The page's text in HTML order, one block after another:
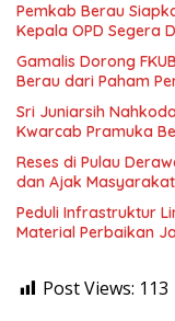
Pemkab Berau
Kepala OPD Segera
Gamalis Dorong
Berau dari Paham
Sri Juniarsih
Kwarcab Pramuka
Reses di Pulau
dan Ajak
Peduli Infrastruktur
Material Perbaikan
Post Views: 113